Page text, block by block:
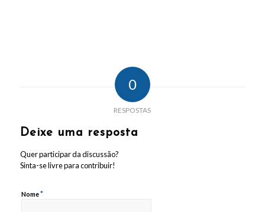
0
RESPOSTAS
Deixe uma resposta
Quer participar da discussão?
Sinta-se livre para contribuir!
Nome*